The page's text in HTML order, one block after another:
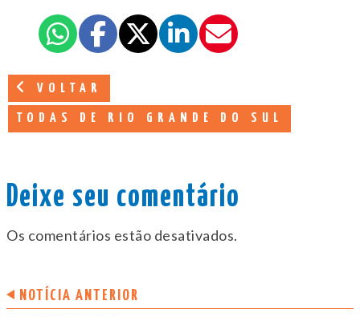
VOLTAR
TODAS DE RIO GRANDE DO SUL
Deixe seu comentário
Os comentários estão desativados.
NOTÍCIA ANTERIOR